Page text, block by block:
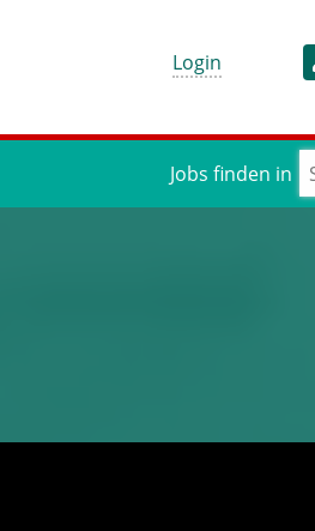
Login
Jobs finden in